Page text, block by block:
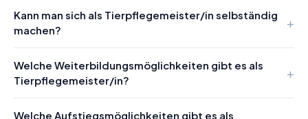
Kann man sich als Tierpflegemeister/in selbständig
machen?
Welche Weiterbildungsmöglichkeiten gibt es als
Tierpflegemeister/in?
Welche Aufstiegsmöglichkeiten gibt es als